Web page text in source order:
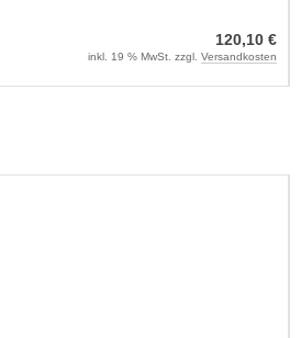
120,10 €
inkl. 19 % MwSt. zzgl. Versandkosten